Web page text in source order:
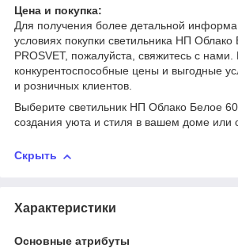
Цена и покупка:
Для получения более детальной
условиях покупки светильника НП Облако
PROSVET, пожалуйста, свяжитесь с
конкурентоспособные цены и выгодные
и розничных клиентов.
Выберите светильник НП Облако Белое
создания уюта и стиля в вашем доме или
Скрыть
Характеристики
Основные атрибуты